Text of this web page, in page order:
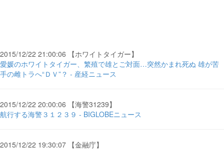
2015/12/22 21:00:06 【ホワイトタイガー】
愛媛のホワイトタイガー、繁殖で雄とご対面…突然かまれ死ぬ 雄が苦
手の雌トラへ“ＤＶ”？ - 産経ニュース
2015/12/22 20:00:06 【海警31239】
航行する海警３１２３９ - BIGLOBEニュース
2015/12/22 19:30:07 【金融庁】